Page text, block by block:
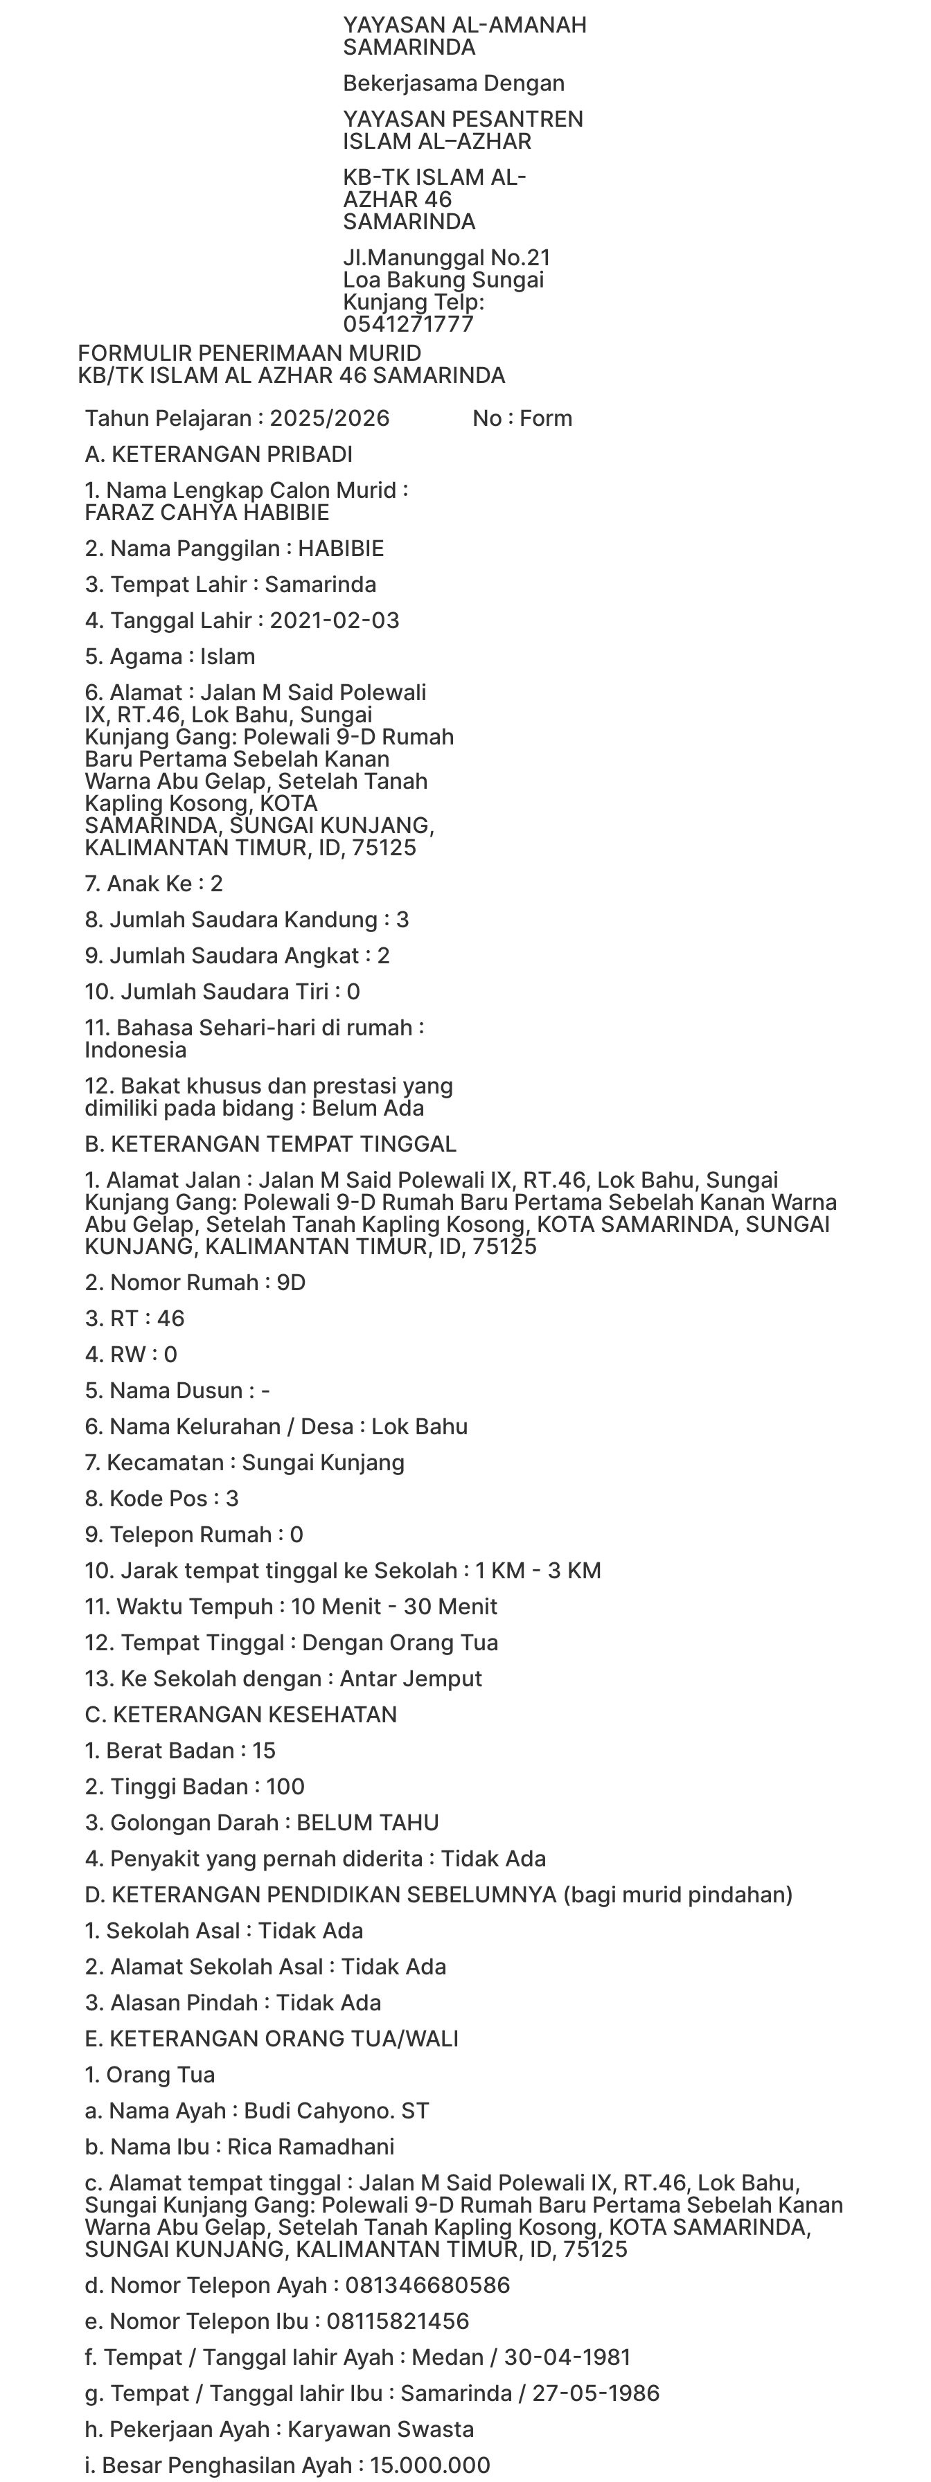
YAYASAN AL-AMANAH
SAMARINDA
Bekerjasama Dengan
YAYASAN PESANTREN
ISLAM AL–AZHAR
KB-TK ISLAM AL-
AZHAR 46
SAMARINDA
Jl.Manunggal No.21
Loa Bakung Sungai
Kunjang Telp:
0541271777
FORMULIR PENERIMAAN MURID
KB/TK ISLAM AL AZHAR 46 SAMARINDA
Tahun Pelajaran : 2025/2026
No : Form
A. KETERANGAN PRIBADI
1. Nama Lengkap Calon Murid :
FARAZ CAHYA HABIBIE
2. Nama Panggilan : HABIBIE
3. Tempat Lahir : Samarinda
4. Tanggal Lahir : 2021-02-03
5. Agama : Islam
6. Alamat : Jalan M Said Polewali
IX, RT.46, Lok Bahu, Sungai
Kunjang Gang: Polewali 9-D Rumah
Baru Pertama Sebelah Kanan
Warna Abu Gelap, Setelah Tanah
Kapling Kosong, KOTA
SAMARINDA, SUNGAI KUNJANG,
KALIMANTAN TIMUR, ID, 75125
7. Anak Ke : 2
8. Jumlah Saudara Kandung : 3
9. Jumlah Saudara Angkat : 2
10. Jumlah Saudara Tiri : 0
11. Bahasa Sehari-hari di rumah :
Indonesia
12. Bakat khusus dan prestasi yang
dimiliki pada bidang : Belum Ada
B. KETERANGAN TEMPAT TINGGAL
1. Alamat Jalan : Jalan M Said Polewali IX, RT.46, Lok Bahu, Sungai
Kunjang Gang: Polewali 9-D Rumah Baru Pertama Sebelah Kanan Warna
Abu Gelap, Setelah Tanah Kapling Kosong, KOTA SAMARINDA, SUNGAI
KUNJANG, KALIMANTAN TIMUR, ID, 75125
2. Nomor Rumah : 9D
3. RT : 46
4. RW : 0
5. Nama Dusun : -
6. Nama Kelurahan / Desa : Lok Bahu
7. Kecamatan : Sungai Kunjang
8. Kode Pos : 3
9. Telepon Rumah : 0
10. Jarak tempat tinggal ke Sekolah : 1 KM - 3 KM
11. Waktu Tempuh : 10 Menit - 30 Menit
12. Tempat Tinggal : Dengan Orang Tua
13. Ke Sekolah dengan : Antar Jemput
C. KETERANGAN KESEHATAN
1. Berat Badan : 15
2. Tinggi Badan : 100
3. Golongan Darah : BELUM TAHU
4. Penyakit yang pernah diderita : Tidak Ada
D. KETERANGAN PENDIDIKAN SEBELUMNYA (bagi murid pindahan)
1. Sekolah Asal : Tidak Ada
2. Alamat Sekolah Asal : Tidak Ada
3. Alasan Pindah : Tidak Ada
E. KETERANGAN ORANG TUA/WALI
1. Orang Tua
a. Nama Ayah : Budi Cahyono. ST
b. Nama Ibu : Rica Ramadhani
c. Alamat tempat tinggal : Jalan M Said Polewali IX, RT.46, Lok Bahu,
Sungai Kunjang Gang: Polewali 9-D Rumah Baru Pertama Sebelah Kanan
Warna Abu Gelap, Setelah Tanah Kapling Kosong, KOTA SAMARINDA,
SUNGAI KUNJANG, KALIMANTAN TIMUR, ID, 75125
d. Nomor Telepon Ayah : 081346680586
e. Nomor Telepon Ibu : 08115821456
f. Tempat / Tanggal lahir Ayah : Medan / 30-04-1981
g. Tempat / Tanggal lahir Ibu : Samarinda / 27-05-1986
h. Pekerjaan Ayah : Karyawan Swasta
i. Besar Penghasilan Ayah : 15.000.000